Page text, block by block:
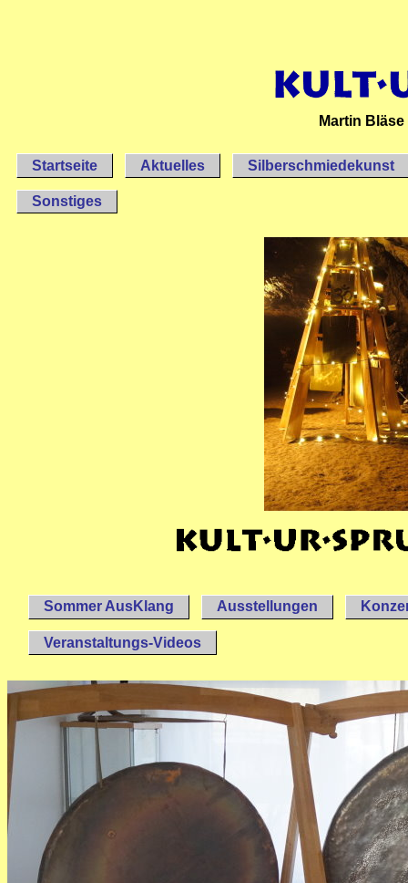
Martin
Startseite Aktuelles Silberschmiedekunst
Sonstiges
Sommer AusKlang Ausstellungen
Veranstaltungs-Videos